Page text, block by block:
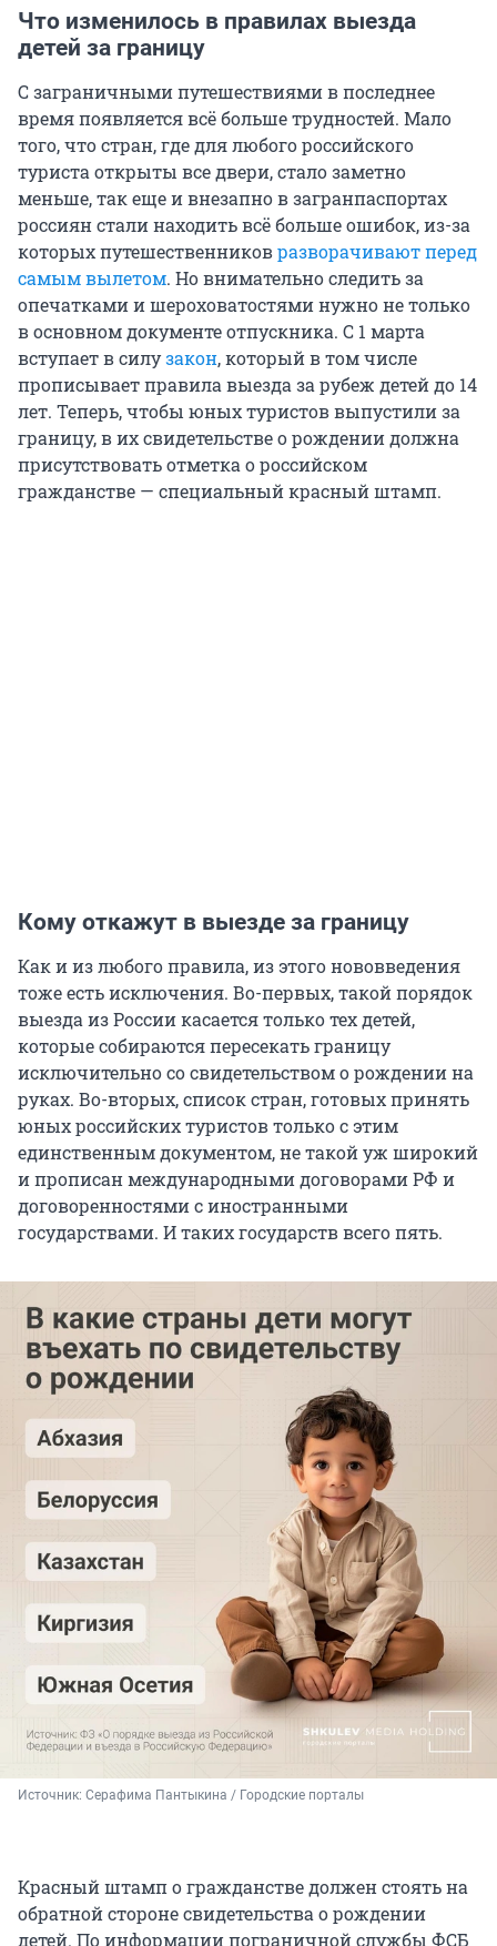
Что изменилось в правилах выезда
детей за границу
С заграничными путешествиями в последнее
время появляется всё больше трудностей. Мало
того, что стран, где для любого российского
туриста открыты все двери, стало заметно
меньше, так еще и внезапно в загранпаспортах
россиян стали находить всё больше ошибок, из-за
которых путешественниковразворачивают перед
самым вылетом. Но внимательно следить за
опечатками и шероховатостями нужно не только
в основном документе отпускника. С 1 марта
вступает в силузакон, который в том числе
прописывает правила выезда за рубеж детей до 14
лет. Теперь, чтобы юных туристов выпустили за
границу, в их свидетельстве о рождении должна
присутствовать отметка о российском
гражданстве — специальный красный штамп.
Кому откажут в выезде за границу
Как и из любого правила, из этого нововведения
тоже есть исключения. Во-первых, такой порядок
выезда из России касается только тех детей,
которые собираются пересекать границу
исключительно со свидетельством о рождении на
руках. Во-вторых, список стран, готовых принять
юных российских туристов только с этим
единственным документом, не такой уж широкий
и прописан международными договорами РФ и
договоренностями с иностранными
государствами. И таких государств всего пять.
Источник: Серафима Пантыкина / Городские порталы
Красный штамп о гражданстве должен стоять на
обратной стороне свидетельства о рождении
детей. По информации пограничной службы ФСБ